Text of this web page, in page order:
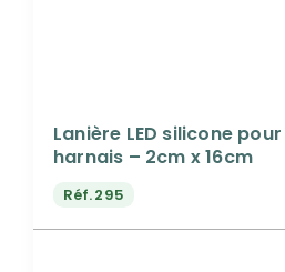
Lanière LED silicone
harnais – 2cm x 16cm
Réf.295